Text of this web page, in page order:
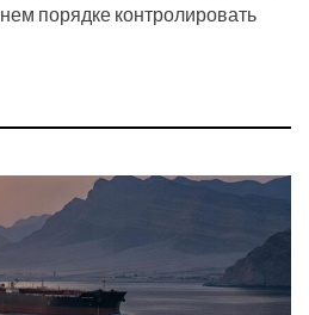
порядке контролировать